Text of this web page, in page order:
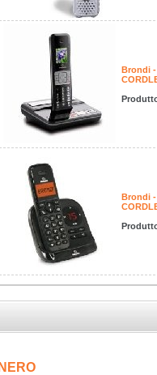
Brondi -
Brondi -